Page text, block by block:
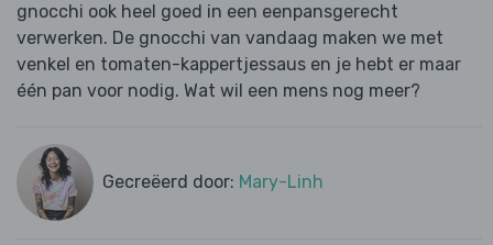
gnocchi ook heel goed in een eenpansgerecht
verwerken. De gnocchi van vandaag maken we met
venkel en tomaten-kappertjessaus en je hebt er maar
één pan voor nodig. Wat wil een mens nog meer?
Gecreëerd door: Mary-Linh